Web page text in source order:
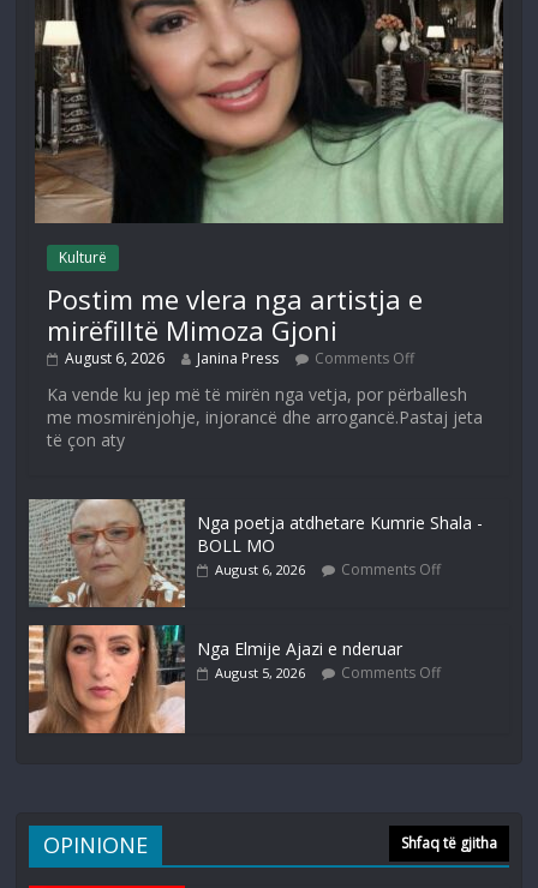
Kulturë
Postim me vlera nga artistja e
mirëfilltë Mimoza Gjoni
August 6, 2026 Janina Press Comments Off
Ka vende ku jep më të mirën nga vetja, por përballesh
me mosmirënjohje, injorancë dhe arrogancë.Pastaj jeta
të çon aty
Nga poetja atdhetare Kumrie Shala -
BOLL MO
August 6, 2026 Comments Off
Nga Elmije Ajazi e nderuar
August 5, 2026 Comments Off
OPINIONE Shfaq të gjitha